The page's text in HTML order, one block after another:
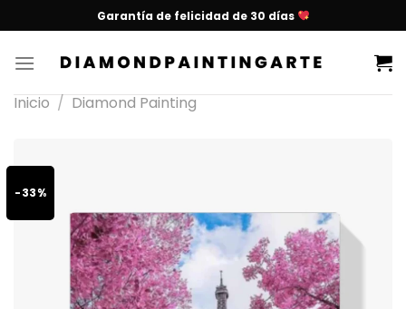
Garantía de felicidad de 30 días
Inicio / Diamond Painting
-33%